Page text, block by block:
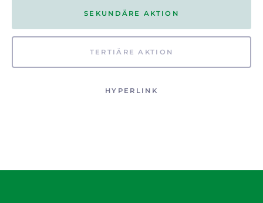
SEKUNDÄRE AKTION
TERTIÄRE AKTION
HYPERLINK